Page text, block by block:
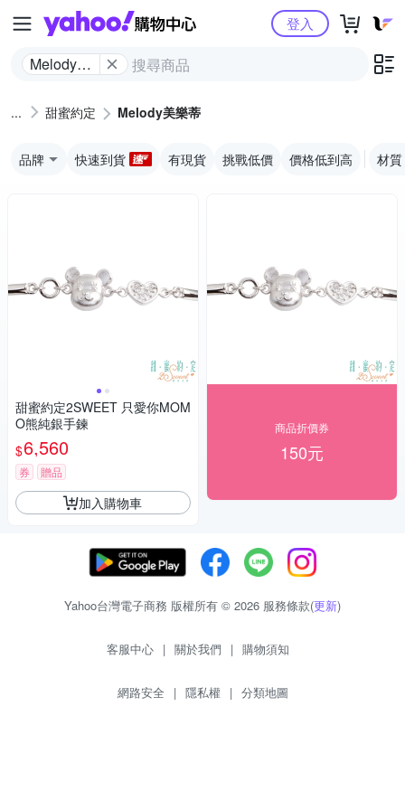
Yahoo購物中心
Melody美
登入
甜蜜約定 Melody美樂蒂
品牌 快速到貨 有現貨 挑戰低價 價格低到高 材質
甜蜜約定2SWEET 只愛你MOM
O熊純銀手鍊
$6,560
券 贈品
加入購物車
商品折價券
150元
Yahoo台灣電子商務 版權所有 © 2026 服務條款(更新)
客服中心 | 關於我們 | 購物須知
網路安全 | 隱私權 | 分類地圖